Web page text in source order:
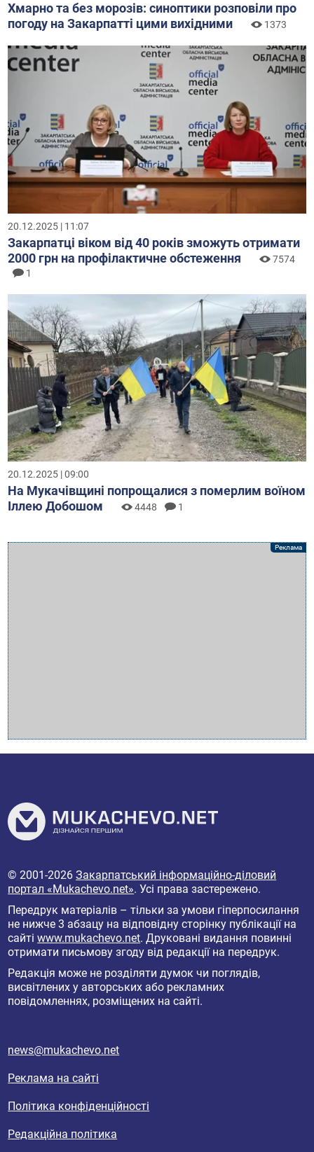
Хмарно та без морозів: синоптики розповіли про
погоду на Закарпатті цими вихідними
1373
20.12.2025 | 11:07
Закарпатці віком від 40 років зможуть отримати
2000 грн на профілактичне обстеження
7574
1
20.12.2025 | 09:00
На Мукачівщині попрощалися з померлим воїном
Іллею Добошом
4448 1
© 2001-2026Закарпатський інформаційно-діловий
портал «Mukachevo.net». Усі права застережено.
Передрук матеріалів – тільки за умови гіперпосилання
не нижче 3 абзацу на відповідну сторінку публікації на
сайтіwww.mukachevo.net. Друковані видання повинні
отримати письмову згоду від редакції на передрук.
Редакція може не розділяти думок чи поглядів,
висвітлених у авторських або рекламних
повідомленнях, розміщених на сайті.
news@mukachevo.net
Реклама на сайті
Політика конфіденційності
Редакційна політика